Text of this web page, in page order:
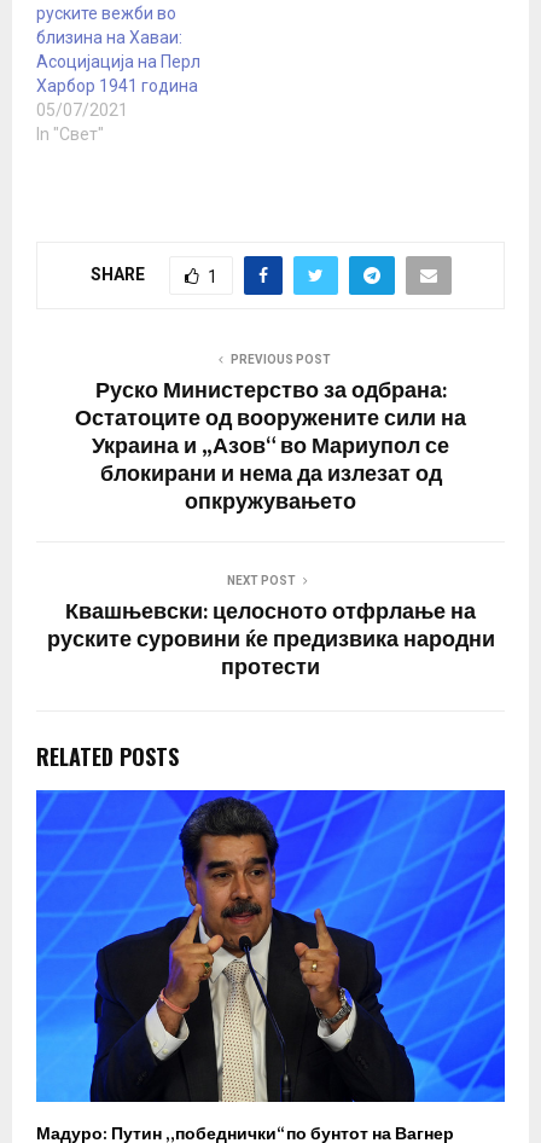
руските вежби во
близина на Хаваи:
Асоцијација на Перл
Харбор 1941 година
05/07/2021
In "Свет"
SHARE 1
PREVIOUS POST
Руско Министерство за одбрана:
Остатоците од вооружените сили на
Украина и „Азов“ во Мариупол се
блокирани и нема да излезат од
опкружувањето
NEXT POST
Квашњевски: целосното отфрлање на
руските суровини ќе предизвика народни
протести
RELATED POSTS
Мадуро: Путин „победнички“ по бунтот на Вагнер